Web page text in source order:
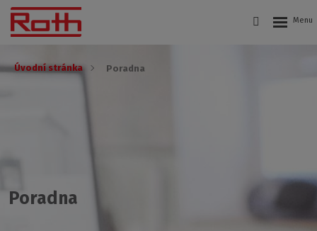
Úvodní stránka Poradna
Poradna